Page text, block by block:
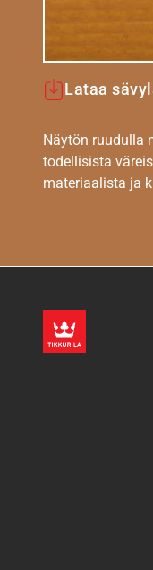
Lataa
Näytön ruudulla
todellisista
materiaalista ja